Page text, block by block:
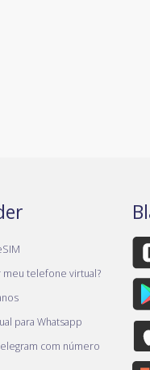
meu telefone virtual?
para Whatsapp
com número